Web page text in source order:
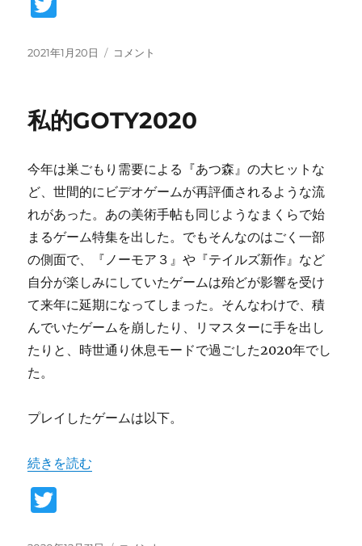
it
r
投
2021年1月20日
ミ
プ
つ
め
と
き
に
コメント
私的GOTY2020
今年は巣ごもり需要による『あつ森』の大ヒットな
ど、世間的にビデオゲームが再評価されるような流
れがあった。あの美術手帖も同じようなまくらで始
まるゲーム特集を出した。でもそんなのはごく一部
の側面で、『ノーモア３』や『テイルズ新作』など
自分が楽しみにしていたゲームは殆どが影響を受け
て来年に延期になってしまった。そんなわけで、積
んでいたゲームを崩したり、リマスターに手を出し
たりと、時世通り休息モードで過ごした2020年でし
た。
プレイしたゲームは以下。
“私的GOTY2020” の
続きを読む